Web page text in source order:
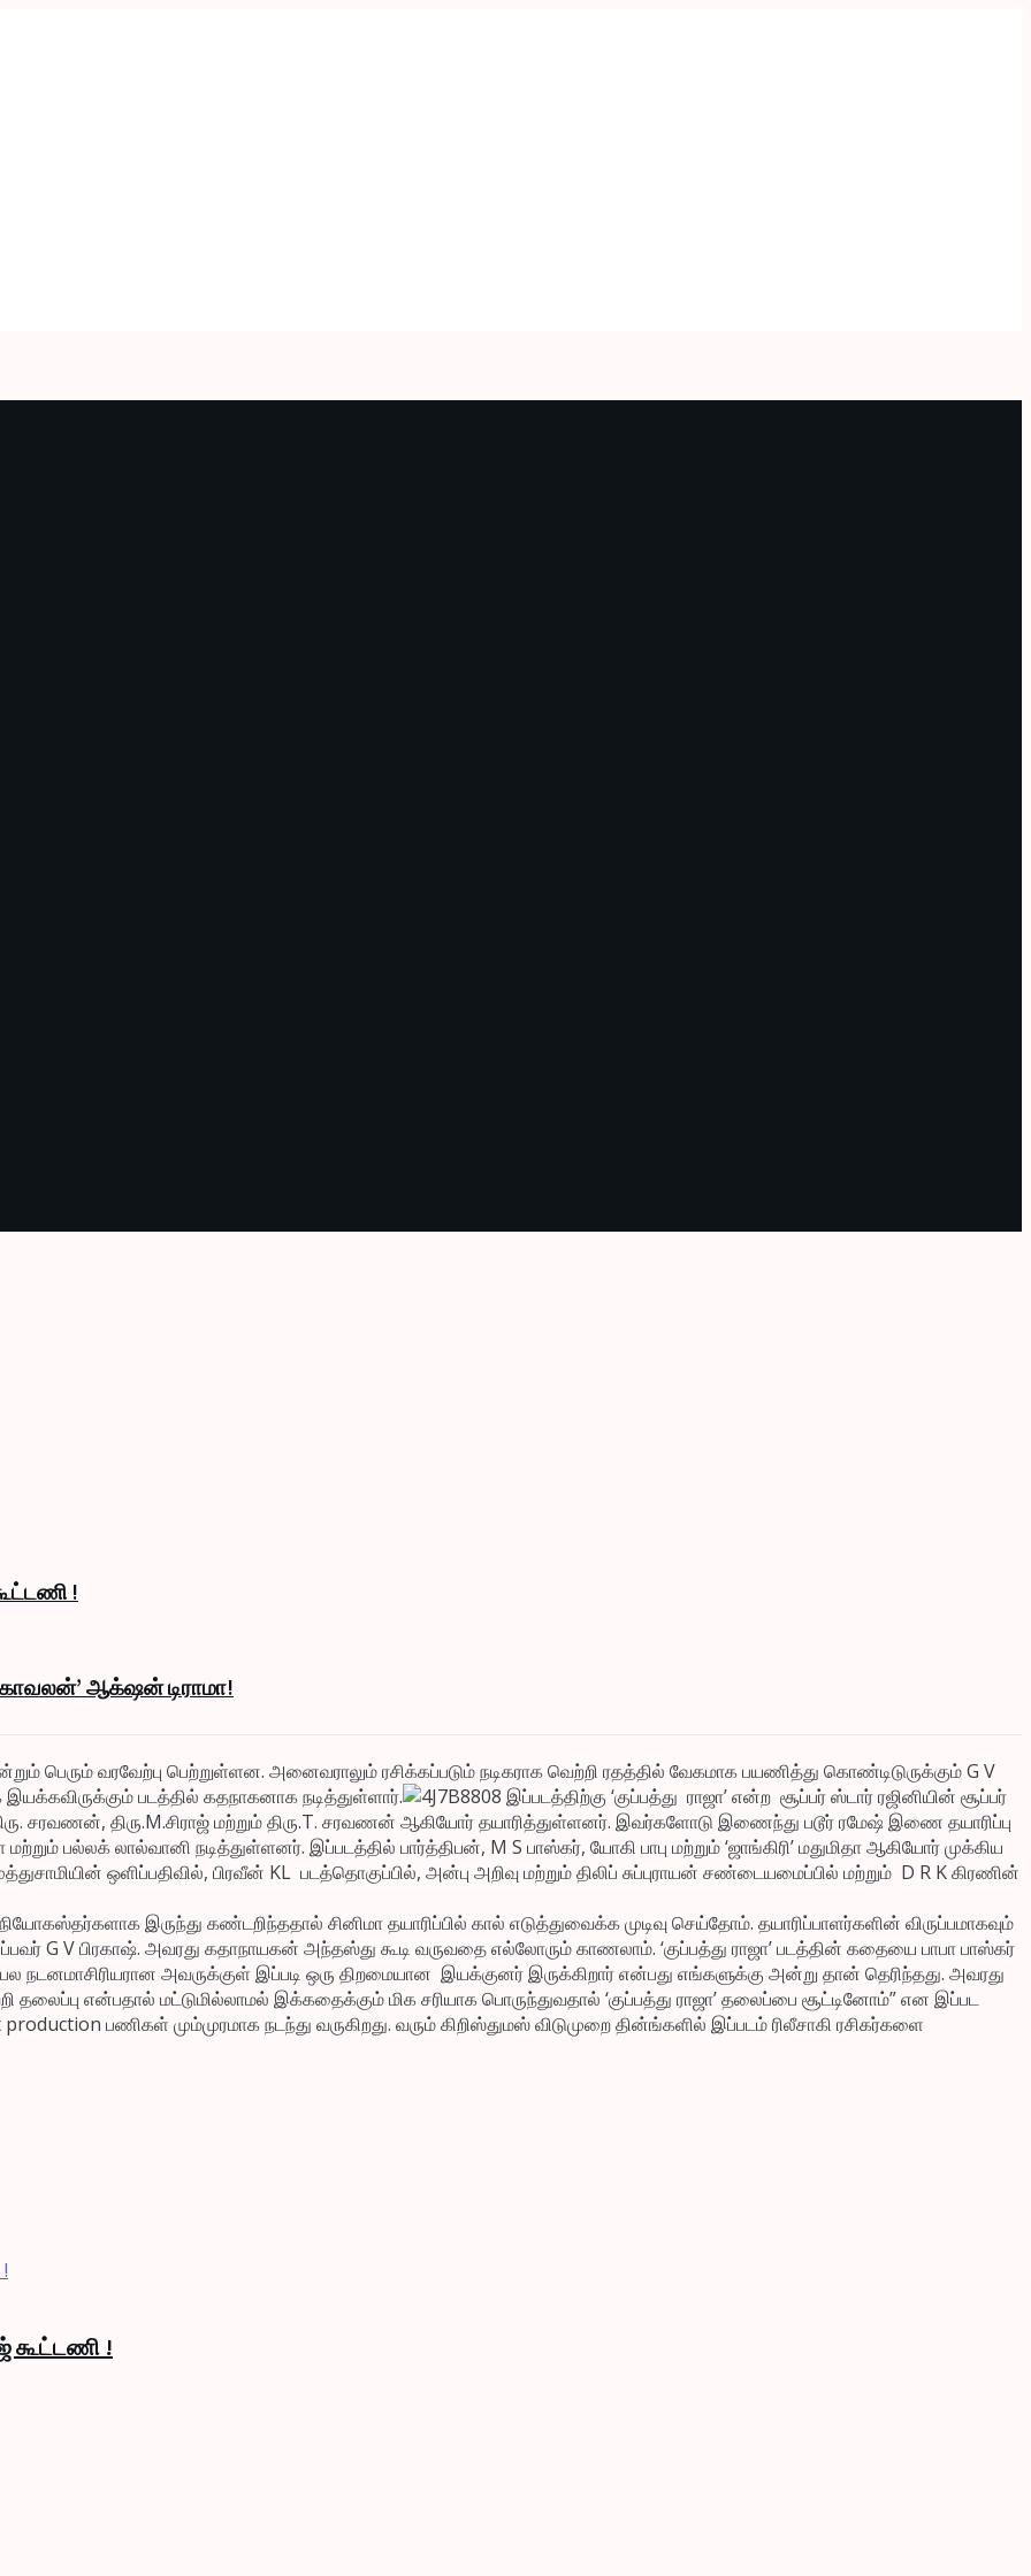
!
காவலன்’ ஆக்‌ஷன் டிராமா!
பெரும் வரவேற்பு பெற்றுள்ளன. அனைவராலும் ரசிக்கப்படும் நடிகராக வெற்றி ரதத்தில் வேகமாக பயணித்து கொண்டிடுருக்கும் G V
படத்தில் கதநாகனாக நடித்துள்ளார்.
இப்படத்திற்கு ‘குப்பத்து ராஜா’ என்ற சூப்பர் ஸ்டார் ரஜினியின் சூப்பர்
சரவணன், திரு.M.சிராஜ் மற்றும் திரு.T. சரவணன் ஆகியோர் தயாரித்துள்ளனர். இவர்களோடு இணைந்து படூர் ரமேஷ் இணை தயாரிப்பு
பல்லக் லால்வானி நடித்துள்ளனர். இப்படத்தில் பார்த்திபன், M S பாஸ்கர், யோகி பாபு மற்றும் ‘ஜாங்கிரி’ மதுமிதா ஆகியோர் முக்கிய
ஒளிப்பதிவில், பிரவீன் KL படத்தொகுப்பில், அன்பு அறிவு மற்றும் திலிப் சுப்புராயன் சண்டையமைப்பில் மற்றும் D R K கிரணின்
இருந்து கண்டறிந்ததால் சினிமா தயாரிப்பில் கால் எடுத்துவைக்க முடிவு செய்தோம். தயாரிப்பாளர்களின் விருப்பமாகவும்
G V பிரகாஷ். அவரது கதாநாயகன் அந்தஸ்து கூடி வருவதை எல்லோரும் காணலாம். ‘குப்பத்து ராஜா’ படத்தின் கதையை பாபா பாஸ்கர்
நடனமாசிரியரான அவருக்குள் இப்படி ஒரு திறமையான இயக்குனர் இருக்கிறார் என்பது எங்களுக்கு அன்று தான் தெரிந்தது. அவரது
தலைப்பு என்பதால் மட்டுமில்லாமல் இக்கதைக்கும் மிக சரியாக பொருந்துவதால் ‘குப்பத்து ராஜா’ தலைப்பை சூட்டினோம்” என இப்பட
production பணிகள் மும்முரமாக நடந்து வருகிறது. வரும் கிறிஸ்துமஸ் விடுமுறை தின்ங்களில் இப்படம் ரிலீசாகி ரசிகர்களை
கூட்டணி !